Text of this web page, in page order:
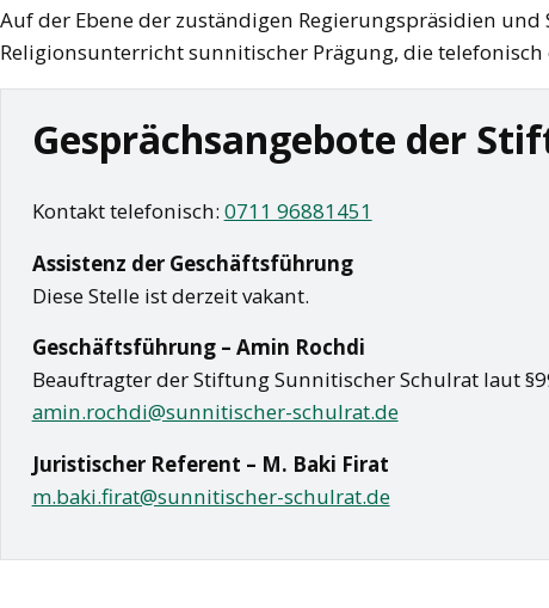
Auf der Ebene der zuständigen Regierungspräsidien
Religionsunterricht sunnitischer Prägung, die
Gesprächsangebote der
Kontakt telefonisch: 0711 96881451
Assistenz der Geschäftsführung
Diese Stelle ist derzeit vakant.
Geschäftsführung – Amin Rochdi
Beauftragter der Stiftung Sunnitischer Schulrat laut
amin.rochdi@sunnitischer-schulrat.de
Juristischer Referent – M. Baki Firat
m.baki.firat@sunnitischer-schulrat.de